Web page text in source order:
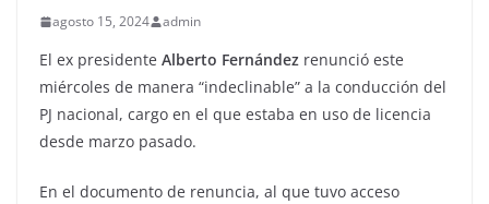
agosto 15, 2024 admin
El ex presidente Alberto Fernández renunció este
miércoles de manera “indeclinable” a la conducción del
PJ nacional, cargo en el que estaba en uso de licencia
desde marzo pasado.
En el documento de renuncia, al que tuvo acceso